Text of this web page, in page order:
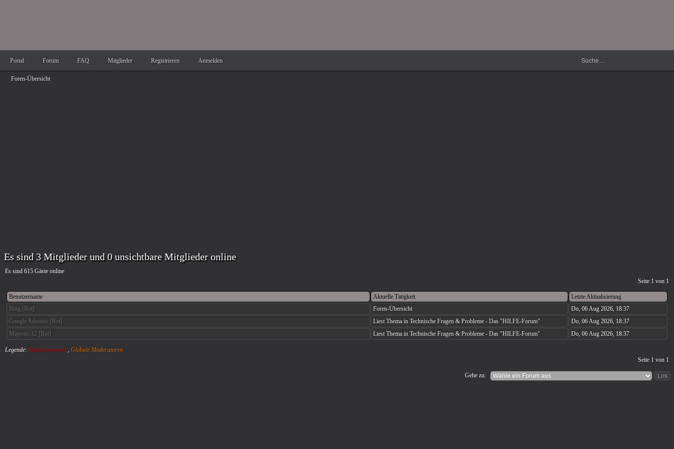
Portal Forum FAQ Mitglieder Registrieren Anmelden
Foren-Übersicht
Es sind 3 Mitglieder und 0 unsichtbare Mitglieder online
Es sind 615 Gäste online
Seite 1 von 1
Benutzername Aktuelle Tätigkeit
Letzte Aktualisierung
Bing [Bot]
Foren-Übersicht
Do, 06 Aug 2026, 18:37
Google Adsense [Bot]
Liest Thema in Technische Fragen & Probleme - Das "HILFE-Forum"
Do, 06 Aug 2026, 18:37
Majestic-12 [Bot]
Liest Thema in Technische Fragen & Probleme - Das "HILFE-Forum" Do, 06 Aug 2026, 18:37
Legende:Administratoren, Globale Moderatoren
Seite 1 von 1
Gehe zu: